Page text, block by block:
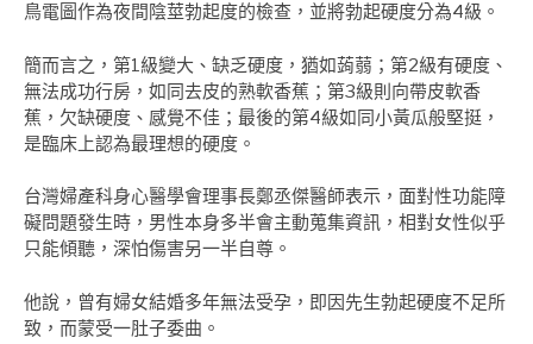
鳥電圖作為夜間陰莖勃起度的檢查，並將勃起硬度分為4級。
簡而言之，第1級變大、缺乏硬度，猶如蒟蒻；第2級有硬度、
無法成功行房，如同去皮的熟軟香蕉；第3級則向帶皮軟香
蕉，欠缺硬度、感覺不佳；最後的第4級如同小黃瓜般堅挺，
是臨床上認為最理想的硬度。
台灣婦產科身心醫學會理事長鄭丞傑醫師表示，面對性功能障
礙問題發生時，男性本身多半會主動蒐集資訊，相對女性似乎
只能傾聽，深怕傷害另一半自尊。
他說，曾有婦女結婚多年無法受孕，即因先生勃起硬度不足所
致，而蒙受一肚子委曲。